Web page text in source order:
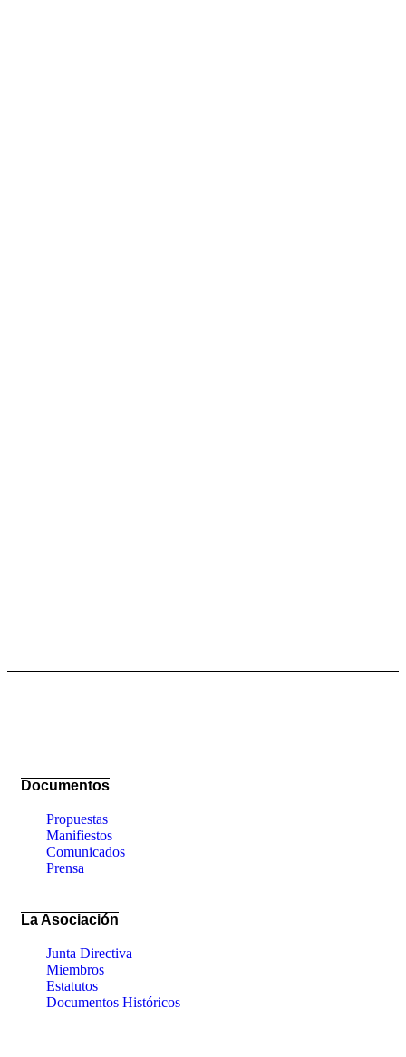
Documentos
Propuestas
Manifiestos
Comunicados
Prensa
La Asociación
Junta Directiva
Miembros
Estatutos
Documentos Históricos